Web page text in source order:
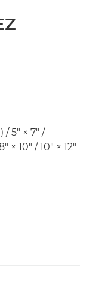
/ 5" × 7" /
× 10" / 10" × 12"